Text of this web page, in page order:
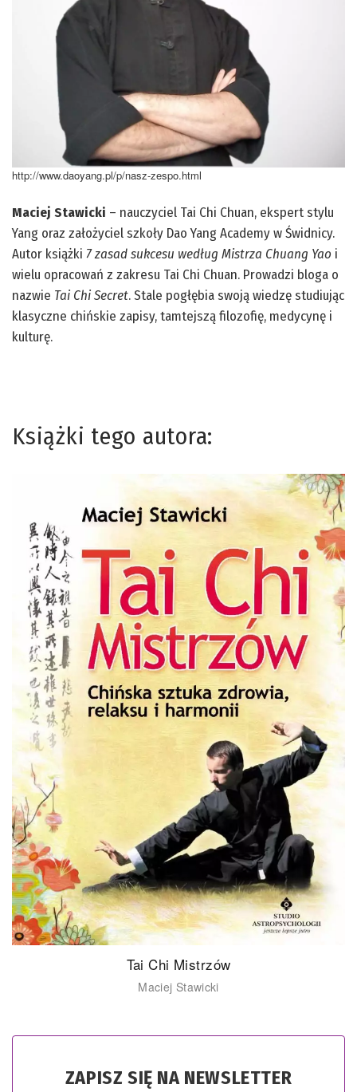
http://www.daoyang.pl/p/nasz-zespo.html
Maciej Stawicki – nauczyciel Tai Chi Chuan, ekspert stylu
Yang oraz założyciel szkoły Dao Yang Academy w Świdnicy.
Autor książki 7 zasad sukcesu według Mistrza Chuang Yao i
wielu opracowań z zakresu Tai Chi Chuan. Prowadzi bloga o
nazwie Tai Chi Secret. Stale pogłębia swoją wiedzę studiując
klasyczne chińskie zapisy, tamtejszą filozofię, medycynę i
kulturę.
Książki tego autora:
7 zasad sukcesu
ZAPISZ SIĘ NA NEWSLETTER